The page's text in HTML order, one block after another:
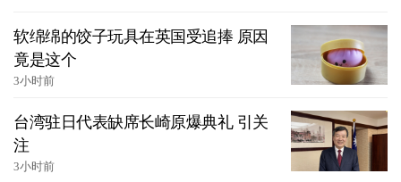
软绵绵的饺子玩具在英国受追捧 原因
竟是这个
3小时前
台湾驻日代表缺席长崎原爆典礼 引关
注
3小时前